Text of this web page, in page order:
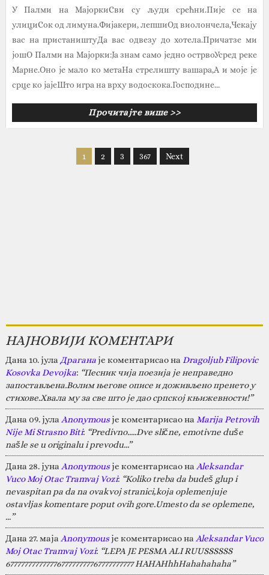
У Палми на МајоркиСви су људи срећни.Пије се на
улициСок од лимуна.Фијакери, лепшиОд виолончела,Чекају
вас на пристаништуДа вас одвезу до хотела.Причатзе ми
јошО Палми на Мајорки:Ја знам само једно острвоУсред реке
Марне.Оно је мало ко метаНа стрелишту вашара,А и моје је
срце ко јајеШто игра на врху водоскока.Господине...
Прочитајте више >>
1 2 3 367 Next
НАЈНОВИЈИ КОМЕНТАРИ
Дана 10. јула Драганаје коментарисао на Dragoljub Filipovic
Kosovka Devojka: “Песник чија поезија је неправедно
запостављена.Волим његове описе и доживљено пренето у
стихове.Хвала му за све што је дао српској књижевности!”
Дана 09. јула Anonymousје коментарисао на Marija Petrovih
Nije Mi Strasno Biti: “Predivno.....Dve slične, emotivne duše
našle se u originalu i prevodu...”
Дана 28. јуна Anonymousје коментарисао на Aleksandar
Vuco Moj Otac Tramvaj Vozi: “Koliko treba da budeš glup i
nevaspitan pa da na ovakvoj stranici,koja oplemenjuje
ostavljas komentare poput ovih gore.Umesto da se oplemene,
…”
Дана 27. маја Anonymousје коментарисао на Aleksandar Vuco
Moj Otac Tramvaj Vozi: “LEPA JE PESMA ALI RUUSSSSSS
67777777777777677777777767777777777 HAHAHhhHahahahaha”